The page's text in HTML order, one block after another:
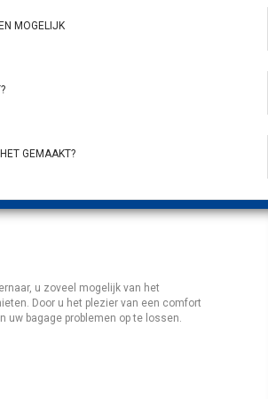
MOGELIJK
GEMAAKT?
u zoveel mogelijk van het
Door u het plezier van een comfort
uw bagage problemen op te lossen.